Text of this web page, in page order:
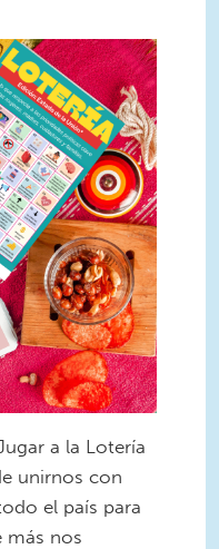
a la Lotería
unirnos con
el país para
más nos